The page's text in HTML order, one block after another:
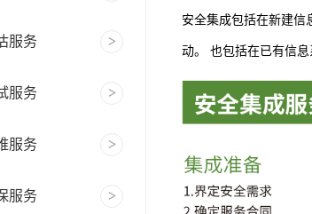
服务
服务
服务
服务
安全集成包括在新建信
动。 也包括在已有信